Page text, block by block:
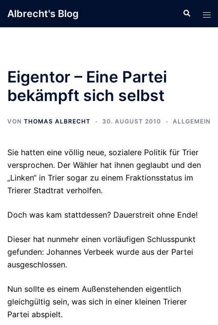
Inhalt
Albrecht's Blog Suche
Eigentor – Eine Partei
bekämpft sich selbst
VON THOMAS ALBRECHT 30. AUGUST 2010 ALLGEMEIN
Sie hatten eine völlig neue, sozialere Politik für Trier
versprochen. Der Wähler hat ihnen geglaubt und den
„Linken“ in Trier sogar zu einem Fraktionsstatus im
Trierer Stadtrat verholfen.
Doch was kam stattdessen? Dauerstreit ohne Ende!
Dieser hat nunmehr einen vorläufigen Schlusspunkt
gefunden: Johannes Verbeek wurde aus der Partei
ausgeschlossen.
Nun sollte es einem Außenstehenden eigentlich
gleichgültig sein, was sich in einer kleinen Trierer
Partei abspielt.